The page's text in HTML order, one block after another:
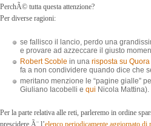
PerchÃ© tutta questa attenzione?
Per diverse ragioni:
se fallisco il lancio, perdo una
e provare ad azzeccare il giusto
Robert Scoble in una risposta su Quora
fa a non condividere quando dice che
meritano menzione le “pagine gialle”
Giuliano Iacobelli e qui Nicola
Per la parte relativa alle reti, parleremo in ordine
prescidere Ã¨ l’elenco periodicamente aggiornato di